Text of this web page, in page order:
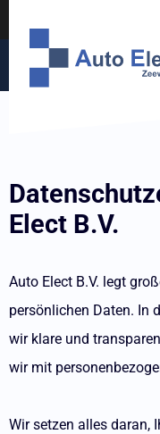
Elect B.V.
Auto Elect B.V. legt
persönlichen Daten. In
wir klare und
wir mit
Wir setzen alles daran,